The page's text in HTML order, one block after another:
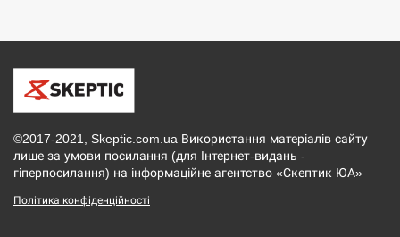
©2017-2021, Skeptic.com.ua Використання матеріалів сайту
лише за умови посилання (для Інтернет-видань -
гіперпосилання) на інформаційне агентство «Скептик ЮА»
Політика конфіденційності